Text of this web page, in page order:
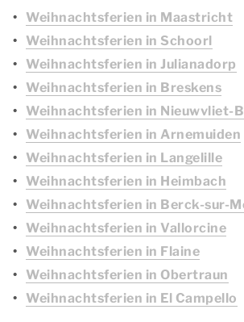
Weihnachtsferien in Maastricht
Weihnachtsferien in Schoorl
Weihnachtsferien in Julianadorp
Weihnachtsferien in Breskens
Weihnachtsferien in Nieuwvliet-
Weihnachtsferien in Arnemuiden
Weihnachtsferien in Langelille
Weihnachtsferien in Heimbach
Weihnachtsferien in Berck-sur-
Weihnachtsferien in Vallorcine
Weihnachtsferien in Flaine
Weihnachtsferien in Obertraun
Weihnachtsferien in El Campello